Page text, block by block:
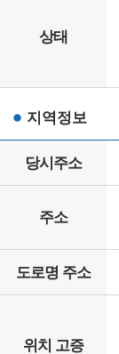
상태
지역정보
당시주소
주소
도로명 주소
위치 고증